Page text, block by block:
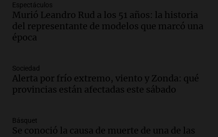
Audio.
las nuevas detenciones: "En esa casa
todos tenían algo que ver"
Una mañana para todos
Audio.
desayuno ideal: ¿ qué alimentos
conviene priorizar cada día ?
Audio.Análisis de la derrota legislativa
Espectáculos
Murió Leandro Rud a los 51 años: la historia
del representante de modelos que marcó una
época
Sociedad
Alerta por frío extremo, viento y Zonda: qué
provincias están afectadas este sábado
Básquet
Se conoció la causa de muerte de una de las